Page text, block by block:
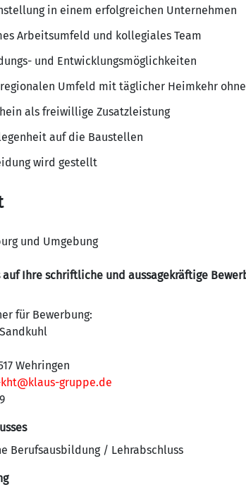
in einem erfolgreichen Unternehmen
Arbeitsumfeld und kollegiales Team
und Entwicklungsmöglichkeiten
Umfeld mit täglicher Heimkehr
als freiwillige Zusatzleistung
auf die Baustellen
wird gestellt
und Umgebung
auf Ihre schriftliche und aussagekräftige
für Bewerbung:
Wehringen
gruppe.de
Berufsausbildung / Lehrabschluss